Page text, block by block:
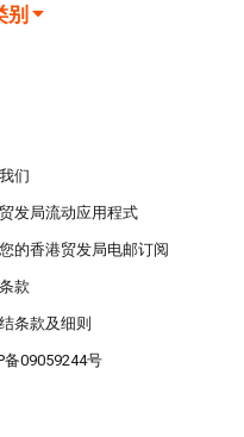
别
们
发局流动应用程式
的香港贸发局电邮订阅
款
条款及细则
备09059244号